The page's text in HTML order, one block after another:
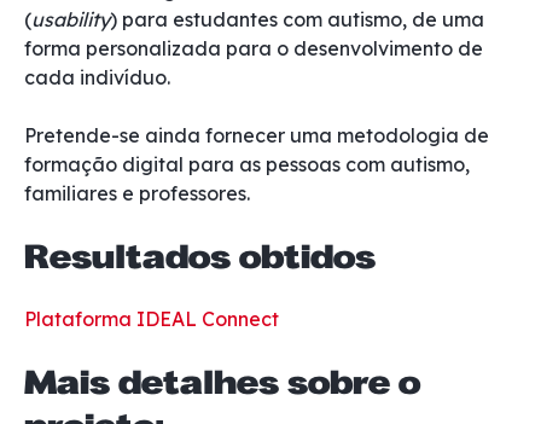
(usability) para estudantes com autismo, de uma
forma personalizada para o desenvolvimento de
cada indivíduo.
Pretende-se ainda fornecer uma metodologia de
formação digital para as pessoas com autismo,
familiares e professores.
Resultados obtidos
Plataforma IDEAL Connect
Mais detalhes sobre o